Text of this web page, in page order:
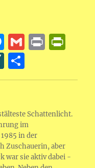
M
e
ss
n
g
er
G
ai
P
n n
F
n
X
I
G
ei
n
Schattenlicht.
im
in der
Zuschauerin, aber
war sie aktiv dabei -